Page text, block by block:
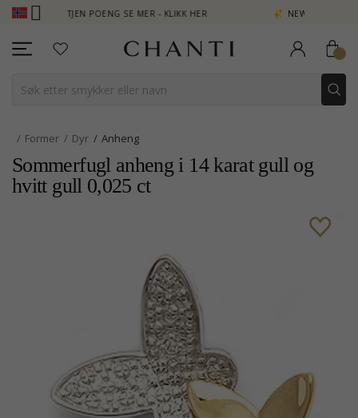
- TJEN POENG SE MER - KLIKK HER NEW COLLECTION | AURA
Former Dyr Anheng
Sommerfugl anheng i 14 karat gull og
hvitt gull 0,025 ct